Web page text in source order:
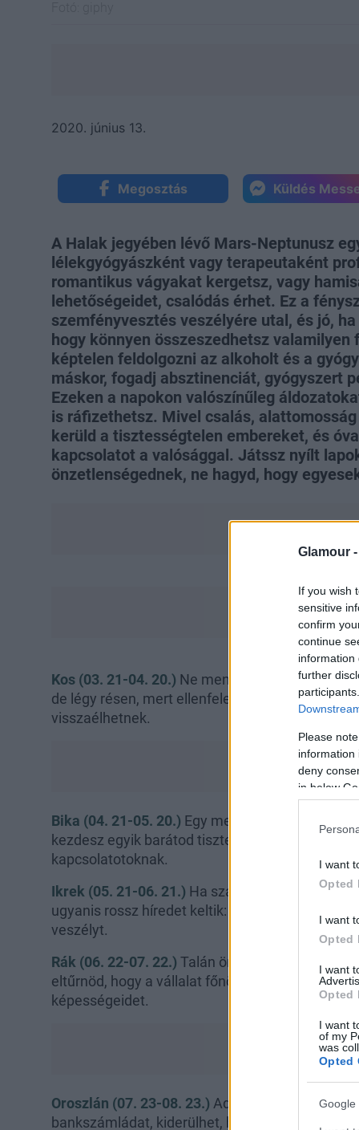
Glamour -
If you wish
sensitive
confirm
continue
information
further
Please
information
deny
in below
I want
Opted
I want
Opted
I want
Opted
I want
of my
was
Opted
Google
2020. június 13.
Megosztás Küldés
A Halak jegyében lévő Mars-Neptunusz
lélekgyógyászként vagy terapeutaként
romantikus vágyakat kergetsz, vagy
lehetőségeidet, csalódás érhet. Ez a
szemfényvesztés veszélyére utal, és jó,
hogy könnyen összeszedhetsz
képtelen feldolgozni az alkoholt és a
máskor, fogadj absztinenciát, gyógyszert
Ezeken a napokon valószínűleg
is ráfizethetsz. Mivel csalás,
kerüld a tisztességtelen embereket, és
kapcsolatot a valósággal. Játssz nyílt
önzetlenségednek, ne hagyd, hogy
Kos (03. 21-04. 20.) Ne menekülj álmokba a
de légy résen, mert ellenfeleid szervezkednek
visszaélhetnek.
Bika (04. 21-05. 20.) Egy meghívás hízeleg
kezdesz egyik barátod tisztességében, ez a
kapcsolatotoknak.
Ikrek (05. 21-06. 21.) Ha szakmailag
ugyanis rossz híredet keltik: az intrikák
veszélyt.
Rák (06. 22-07. 22.) Talán örülsz a külföldi
eltűrnöd, hogy a vállalat főnöke
képességeidet.
Oroszlán (07. 23-08. 23.) Adózással
bankszámládat, kiderülhet, hogy szeretőd vagy